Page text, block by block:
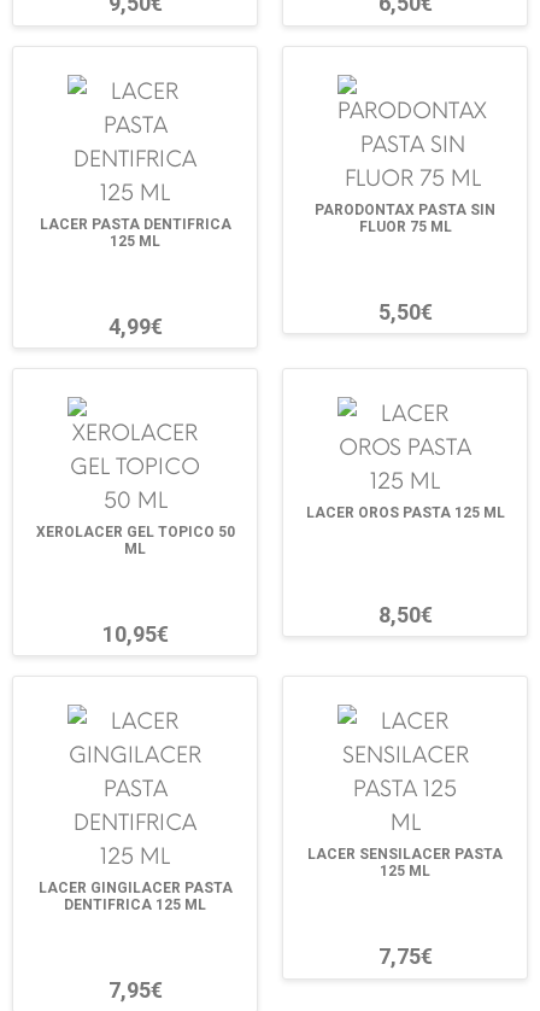
LACER PASTA DENTIFRICA
125 ML
4,99€
PARODONTAX PASTA SIN
FLUOR 75 ML
5,50€
XEROLACER GEL TOPICO 50
ML
10,95€
LACER OROS PASTA 125 ML
8,50€
LACER GINGILACER PASTA
DENTIFRICA 125 ML
7,95€
LACER SENSILACER PASTA
125 ML
7,75€